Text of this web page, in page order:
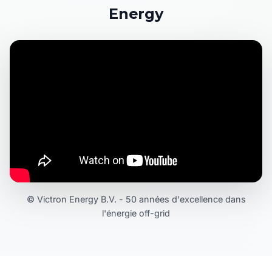
Energy
© Victron Energy B.V. - 50 années d'excellence dans
l'énergie off-grid